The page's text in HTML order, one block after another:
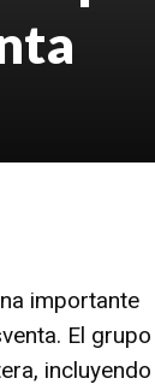
importante
El grupo
incluyendo